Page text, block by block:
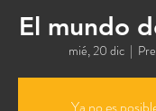
El mundo
mié, 20 dic
  |